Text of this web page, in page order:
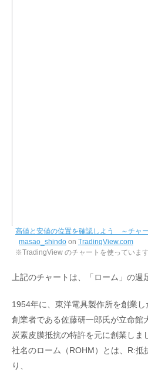
高値と安値の位置を確認しよう ～チャ
masao_shindo on TradingView.com
※TradingView のチャートを使っています
上記のチャートは、「ローム」の週
1954年に、東洋電具製作所を創業し
創業者である佐藤研一郎氏が立命館
炭素皮膜抵抗の特許を元に創業しま
社名のローム（ROHM）とは、R:抵
り、